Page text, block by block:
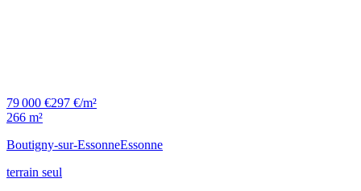
79 000 €297 €/m²
266 m²
Boutigny-sur-EssonneEssonne
terrain seul